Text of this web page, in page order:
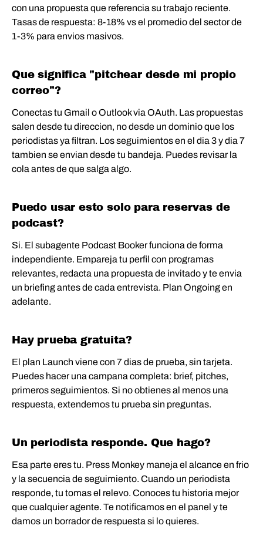
con una propuesta que referencia su trabajo reciente.
Tasas de respuesta: 8-18% vs el promedio del sector de
1-3% para envios masivos.
Que significa "pitchear desde mi propio
correo"?
Conectas tu Gmail o Outlook via OAuth. Las propuestas
salen desde tu direccion, no desde un dominio que los
periodistas ya filtran. Los seguimientos en el dia 3 y dia 7
tambien se envian desde tu bandeja. Puedes revisar la
cola antes de que salga algo.
Puedo usar esto solo para reservas de
podcast?
Si. El subagente Podcast Booker funciona de forma
independiente. Empareja tu perfil con programas
relevantes, redacta una propuesta de invitado y te envia
un briefing antes de cada entrevista. Plan Ongoing en
adelante.
Hay prueba gratuita?
El plan Launch viene con 7 dias de prueba, sin tarjeta.
Puedes hacer una campana completa: brief, pitches,
primeros seguimientos. Si no obtienes al menos una
respuesta, extendemos tu prueba sin preguntas.
Un periodista responde. Que hago?
Esa parte eres tu. Press Monkey maneja el alcance en frio
y la secuencia de seguimiento. Cuando un periodista
responde, tu tomas el relevo. Conoces tu historia mejor
que cualquier agente. Te notificamos en el panel y te
damos un borrador de respuesta si lo quieres.